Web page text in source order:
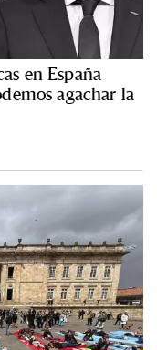
en España
agachar la